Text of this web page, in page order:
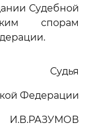
Судебной
спорам
Судья
Федерации
И.В.РАЗУМОВ